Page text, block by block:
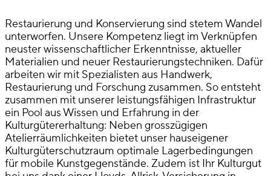
Restaurierung und Konservierung sind stetem Wandel
unterworfen. Unsere Kompetenz liegt im Verknüpfen
neuster wissenschaftlicher Erkenntnisse, aktueller
Materialien und neuer Restaurierungstechniken. Dafür
arbeiten wir mit Spezialisten aus Handwerk,
Restaurierung und Forschung zusammen. So entsteht
zusammen mit unserer leistungsfähigen Infrastruktur
ein Pool aus Wissen und Erfahrung in der
Kulturgütererhaltung: Neben grosszügigen
Atelierräumlichkeiten bietet unser hauseigener
Kulturgüterschutzraum optimale Lagerbedingungen
für mobile Kunstgegenstände. Zudem ist Ihr Kulturgut